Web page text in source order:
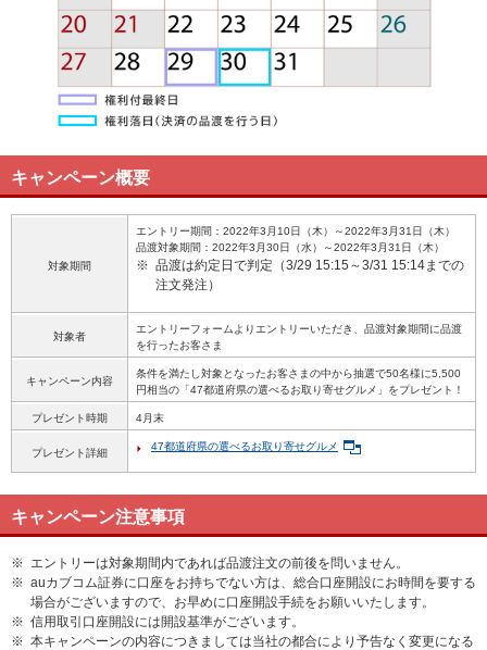
キャンペーン概要
対象期間
エントリー期間：2022年3月10日（木）～2022年3月31日（木）
品渡対象期間：2022年3月30日（水）～2022年3月31日（木）
※ 品渡は約定日で判定（3/29 15:15～3/31 15:14までの
注文発注）
対象者
エントリーフォームよりエントリーいただき、品渡対象期間に品渡
を行ったお客さま
キャンペーン内容
条件を満たし対象となったお客さまの中から抽選で50名様に5,500
円相当の「47都道府県の選べるお取り寄せグルメ」をプレゼント！
プレゼント時期 4月末
プレゼント詳細
47都道府県の選べるお取り寄せグルメ
キャンペーン注意事項
※ エントリーは対象期間内であれば品渡注文の前後を問いません。
※ auカブコム証券に口座をお持ちでない方は、総合口座開設にお時間を要する
場合がございますので、お早めに口座開設手続をお願いいたします。
※ 信用取引口座開設には開設基準がございます。
※ 本キャンペーンの内容につきましては当社の都合により予告なく変更になる